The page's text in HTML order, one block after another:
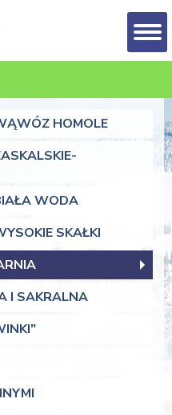
HOMOLE
WODA
SKAŁKI
I SAKRALNA